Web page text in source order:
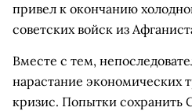
привел к окончанию
советских войск из
Вместе с тем,
нарастание экономических
кризис. Попытки сохранить